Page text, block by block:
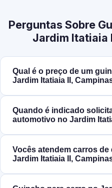
Perguntas Sobre
Jardim Itatiaia
Qual é o preço de um
Jardim Itatiaia II,
Quando é indicado
automotivo no Jardim
Vocês atendem carros
Jardim Itatiaia II,